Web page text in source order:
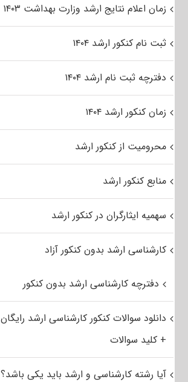
زمان اعلام نتایج ارشد وزارت بهداشت ۱۴۰۳
ثبت نام کنکور ارشد ۱۴۰۴
دفترچه ثبت نام ارشد ۱۴۰۴
زمان کنکور ارشد ۱۴۰۴
محرومیت از کنکور ارشد
منابع کنکور ارشد
سهمیه ایثارگران در کنکور ارشد
کارشناسی ارشد بدون کنکور آزاد
دفترچه کارشناسی ارشد بدون کنکور
دانلود سوالات کنکور کارشناسی ارشد رایگان
+ کلید سوالات
آیا رشته کارشناسی و ارشد باید یکی باشد؟